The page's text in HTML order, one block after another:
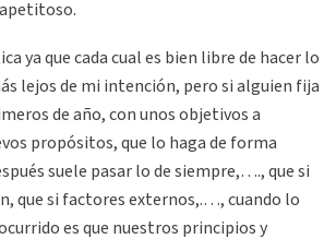
ya que cada cual es bien libre de hacer lo
lejos de mi intención, pero si alguien fija
de año, con unos objetivos a
propósitos, que lo haga de forma
suele pasar lo de siempre,…., que si
que si factores externos,.…, cuando lo
es que nuestros principios y